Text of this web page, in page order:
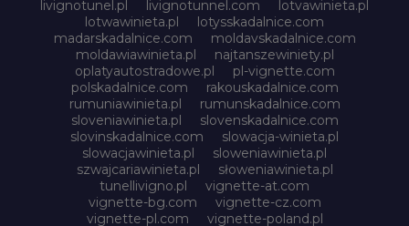
livignotunel.pl
livignotunnel.com
lotvawinieta.pl
lotwawinieta.pl
lotysskadalnice.com
madarskadalnice.com
moldavskadalnice.com
moldawiawinieta.pl
najtanszewiniety.pl
oplatyautostradowe.pl
pl-vignette.com
polskadalnice.com
rakouskadalnice.com
rumuniawinieta.pl
rumunskadalnice.com
sloveniawinieta.pl
slovenskadalnice.com
slovinskadalnice.com
slowacja-winieta.pl
slowacjawinieta.pl
sloweniawinieta.pl
szwajcariawinieta.pl
słoweniawinieta.pl
tunellivigno.pl
vignette-at.com
vignette-bg.com
vignette-cz.com
vignette-pl.com
vignette-poland.pl